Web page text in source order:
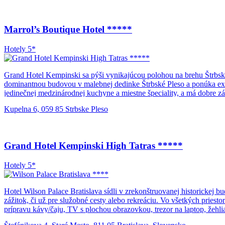
Marrol’s Boutique Hotel *****
Hotely 5*
Grand Hotel Kempinski sa pýši vynikajúcou polohou na brehu
dominantnou budovou v malebnej dedinke Štrbské Pleso a ponúka
jedinečnej medzinárodnej kuchyne a miestne špeciality, a má dobre
Kupelna 6, 059 85 Strbske Pleso
Grand Hotel Kempinski High Tatras *****
Hotely 5*
Hotel Wilson Palace Bratislava sídli v zrekonštruovanej historickej
zážitok, či už pre služobné cesty alebo rekreáciu. Vo všetkých
prípravu kávy/čaju, TV s plochou obrazovkou, trezor na laptop,